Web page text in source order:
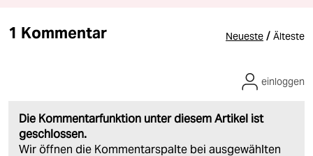
1 Kommentar Neueste / Älteste
Die Kommentarfunktion unter diesem Artikel ist
geschlossen.
Wir öffnen die Kommentarspalte bei ausgewählten
einloggen